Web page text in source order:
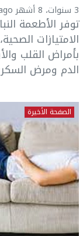
3 سنوات، 8 أشهر ago
توفر الأطعمة
الامتيازات
بأمراض القلب
الدم ومرض السكري من
الصفحة الأخيرة